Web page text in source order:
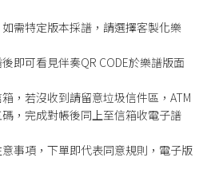
需特定版本採譜，請選擇客製化樂
即可看見伴奏QR CODE於樂譜版面
，若沒收到請留意垃圾信件區，ATM
，完成對帳後同上至信箱收電子譜
事項，下單即代表同意規則，電子版